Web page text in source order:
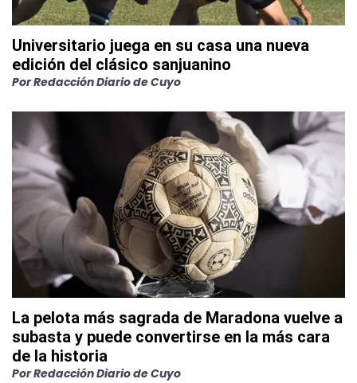
Universitario juega en su casa una nueva
edición del clásico sanjuanino
PorRedacción Diario de Cuyo
La pelota más sagrada de Maradona vuelve a
subasta y puede convertirse en la más cara
de la historia
PorRedacción Diario de Cuyo